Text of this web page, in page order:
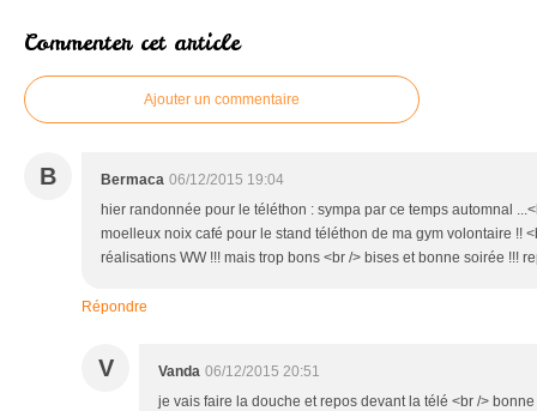
Commenter cet article
Ajouter un commentaire
B Bermaca 06/12/2015 19:04
hier randonnée pour le téléthon : sympa par ce temps automnal
moelleux noix café pour le stand téléthon de ma gym volontaire !!
réalisations WW !!! mais trop bons <br /> bises et bonne soirée !!!
Répondre
V Vanda 06/12/2015 20:51
je vais faire la douche et repos devant la télé <br />